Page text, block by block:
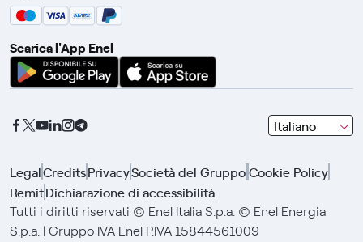
Enel Green Power
Global Procurement
Gridspertise
Scarica l'App Enel
Italiano
seleziona
una
con
frecce
LegalCreditsPrivacySocietà del GruppoCookie Policy
RemitDichiarazione di accessibilità
Tutti i diritti riservati © Enel Italia S.p.a. © Enel Energia
S.p.a. | Gruppo IVA Enel P.IVA 15844561009